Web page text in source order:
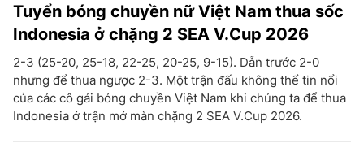
Tuyển bóng chuyền nữ Việt Nam thua sốc
Indonesia ở chặng 2 SEA V.Cup 2026
2-3 (25-20, 25-18, 22-25, 20-25, 9-15). Dẫn trước 2-0
nhưng để thua ngược 2-3. Một trận đấu không thể tin nổi
của các cô gái bóng chuyền Việt Nam khi chúng ta để thua
Indonesia ở trận mở màn chặng 2 SEA V.Cup 2026.